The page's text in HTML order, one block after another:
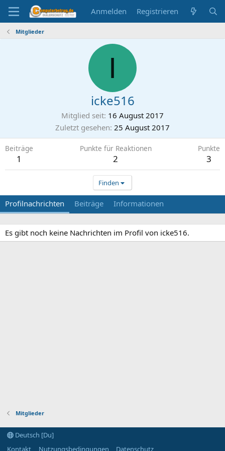
Anmelden Registrieren
Mitglieder
I
icke516
Mitglied seit 16 August 2017
Zuletzt gesehen 25 August 2017
Beiträge
1
Punkte für Reaktionen
2
Punkte
3
Finden
Profilnachrichten Beiträge Informationen
Es gibt noch keine Nachrichten im Profil von icke516.
Mitglieder
Deutsch [Du]
Kontakt
Nutzungsbedingungen Datenschutz